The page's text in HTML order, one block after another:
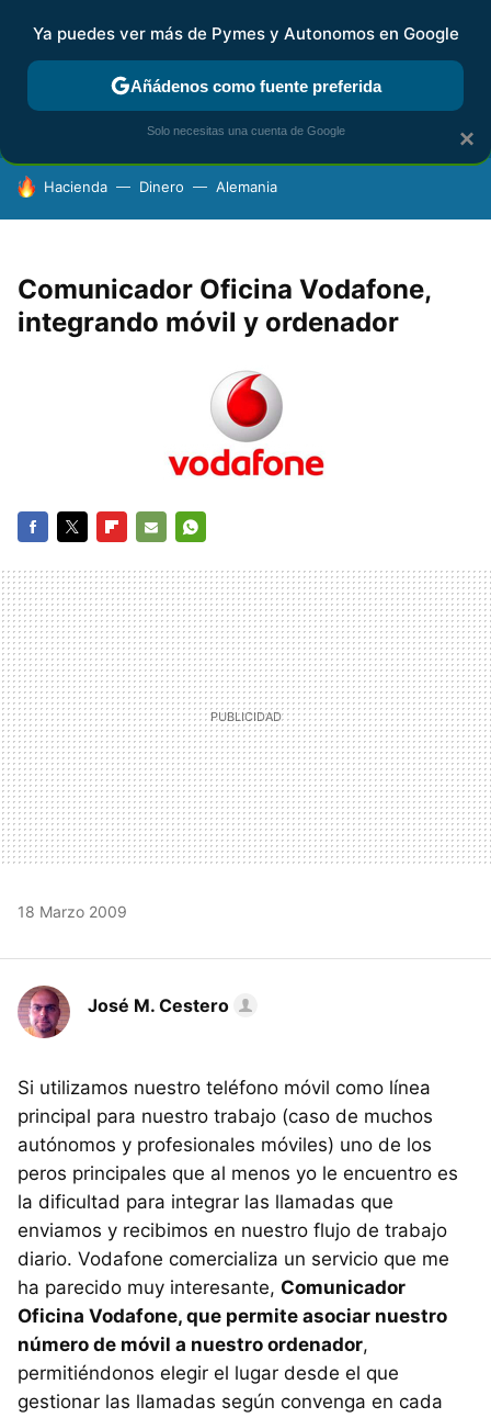
FISCALIDAD Y CONTABILIDAD KIT DIGITAL RENTA
HOY SE HABLA DE
Hacienda Dinero Alemania
Comunicador Oficina Vodafone,
integrando móvil y ordenador
MAIL
18 Marzo 2009
José M. Cestero
Si utilizamos nuestro teléfono móvil como línea
principal para nuestro trabajo (caso de muchos
autónomos y profesionales móviles) uno de los
peros principales que al menos yo le encuentro es
la dificultad para integrar las llamadas que
enviamos y recibimos en nuestro flujo de trabajo
diario. Vodafone comercializa un servicio que me
ha parecido muy interesante, Comunicador
Oficina Vodafone, que permite asociar nuestro
número de móvil a nuestro ordenador,
permitiéndonos elegir el lugar desde el que
gestionar las llamadas según convenga en cada
×
Ya puedes ver más de Pymes y Autonomos en Google
Añádenos como fuente preferida
Solo necesitas una cuenta de Google